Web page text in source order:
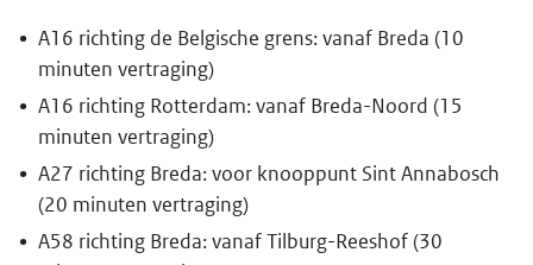
A16 richting de Belgische grens: vanaf Breda (10
minuten vertraging)
A16 richting Rotterdam: vanaf Breda-Noord (15
minuten vertraging)
A27 richting Breda: voor knooppunt Sint Annabosch
(20 minuten vertraging)
A58 richting Breda: vanaf Tilburg-Reeshof (30